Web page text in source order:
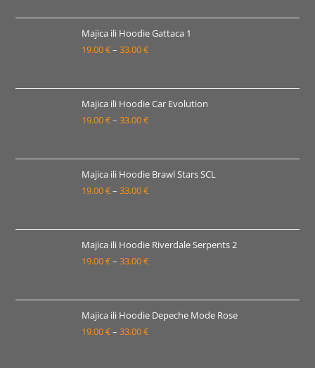
19.00 €
do
Majica ili Hoodie Gattaca 1
19.00€– 33.00€Raspon
19.00 €
do
Majica ili Hoodie Car Evolution
19.00€– 33.00€Raspon
19.00 €
do
Majica ili Hoodie Brawl Stars SCL
19.00€– 33.00€Raspon
19.00 €
do
Majica ili Hoodie Riverdale Serpents 2
19.00€– 33.00€Raspon
19.00 €
do
Majica ili Hoodie Depeche Mode Rose
19.00€– 33.00€Raspon